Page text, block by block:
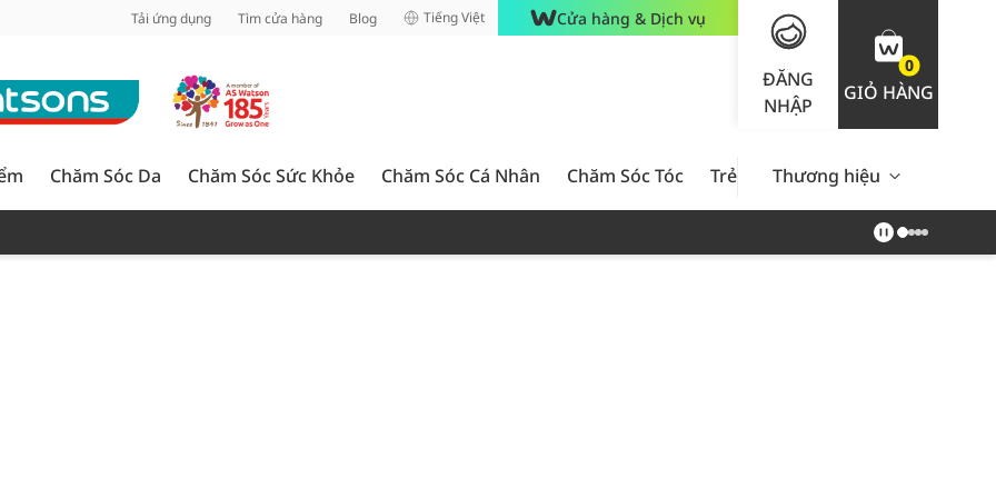
Tải ứng dụng Tìm cửa hàng Blog Tiếng Việt Cửa hàng & Dịch vụ
ĐĂNG
NHẬP
0
GIỎ HÀNG
Chăm Sóc Da Chăm Sóc Sức Khỏe Chăm Sóc Cá Nhân Chăm Sóc Tóc Trẻ Em Nam Giới Chăm Sóc
Thương hiệu